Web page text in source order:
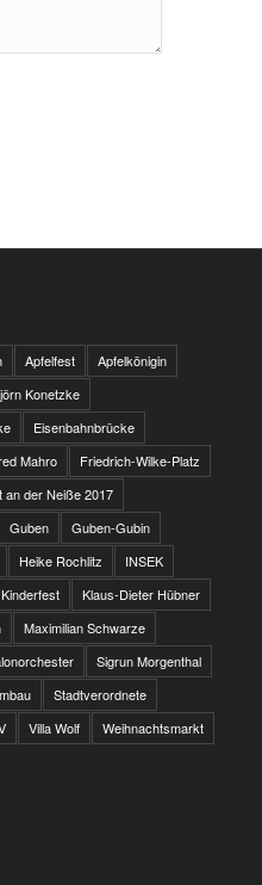
Apfelfest
Apfelkönigin
Konetzke
Eisenbahnbrücke
Mahro
Friedrich-Wilke-Platz
an der Neiße 2017
Guben
Guben-Gubin
Heike Rochlitz
INSEK
Kinderfest
Klaus-Dieter Hübner
Maximilian Schwarze
Sigrun Morgenthal
Stadtverordnete
Villa Wolf Weihnachtsmarkt